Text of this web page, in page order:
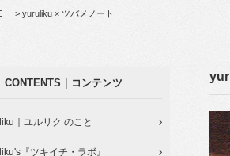
> yuruliku × ツバメノート
CONTENTS｜コンテンツ
｜ユルリク のこと
『ツキイチ・ラボ』